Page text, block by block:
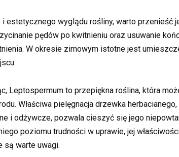
i estetycznego wyglądu rośliny, warto przenieść
pędów po kwitnieniu oraz usuwanie
W okresie zimowym istotne jest
Leptospermum to przepiękna roślina, która
Właściwa pielęgnacja drzewka
i odżywcze, pozwala cieszyć się jego
poziomu trudności w uprawie, jej
są warte uwagi.